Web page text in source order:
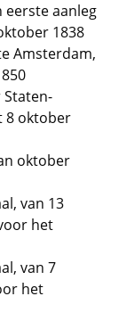
aanleg
1838
Amsterdam,
8 oktober
oktober
van 13
het
van 7
het